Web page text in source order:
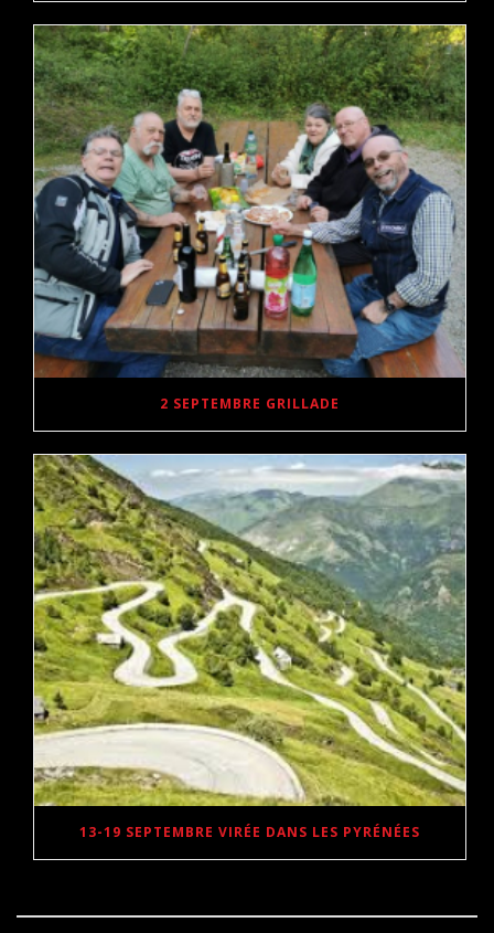
2 SEPTEMBRE GRILLADE
13-19 SEPTEMBRE VIRÉE DANS LES PYRÉNÉES